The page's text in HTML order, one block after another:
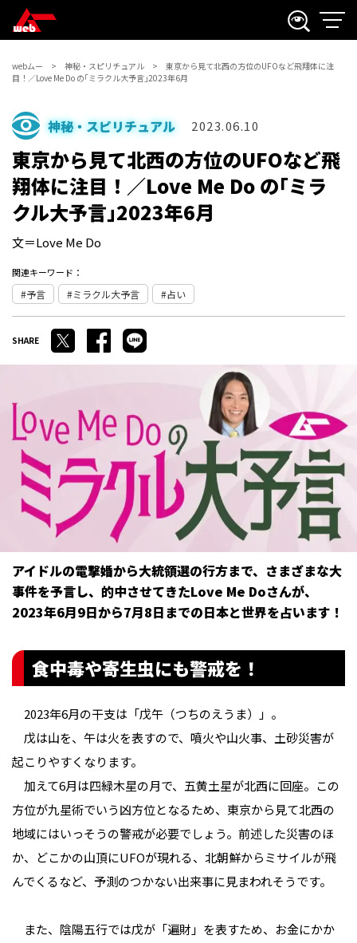
webムー 神秘・スピリチュアル
東京から見て北西の方位のUFOなど飛翔体に注
目！／Love Me Do の｢ミラクル大予言｣2023年6月
神秘・スピリチュアル 2023.06.10
東京から見て北西の方位のUFOなど飛
翔体に注目！／Love Me Do の｢ミラ
クル大予言｣2023年6月
文＝Love Me Do
関連キーワード：
予言 ミラクル大予言 占い
アイドルの電撃婚から大統領選の行方まで、さまざまな大
事件を予言し、的中させてきたLove Me Doさんが、
2023年6月9日から7月8日までの日本と世界を占います！
食中毒や寄生虫にも警戒を！
2023年6月の干支は「戊午（つちのえうま）」。
戊は山を、午は火を表すので、噴火や山火事、土砂災害が
起こりやすくなります。
加えて6月は四緑木星の月で、五黄土星が北西に回座。この
方位が九星術でいう凶方位となるため、東京から見て北西の
地域にはいっそうの警戒が必要でしょう。前述した災害のほ
か、どこかの山頂にUFOが現れる、北朝鮮からミサイルが飛
んでくるなど、予測のつかない出来事に見まわれそうです。
また、陰陽五行では戊が「遍財」を表すため、お金にかか